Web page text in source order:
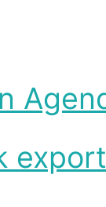
export